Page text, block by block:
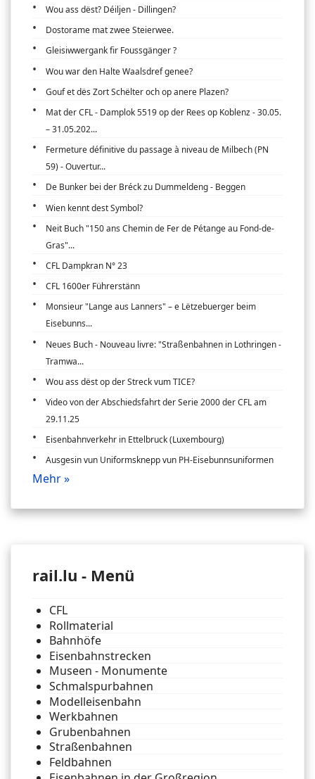
Wou ass dëst? Déiljen - Dillingen?
Dostorame mat zwee Steierwee.
Gleisiwwergank fir Foussgänger ?
Wou war den Halte Waalsdref genee?
Gouf et dës Zort Schëlter och op anere Plazen?
Mat der CFL - Damplok 5519 op der Rees op Koblenz - 30.05.
– 31.05.202...
Fermeture définitive du passage à niveau de Milbech (PN
59) - Ouvertur...
De Bunker bei der Bréck zu Dummeldeng - Beggen
Wien kennt dest Symbol?
Neit Buch "150 ans Chemin de Fer de Pétange au Fond-de-
Gras"...
CFL Dampkran N° 23
CFL 1600er Führerstänn
Monsieur "Lange aus Lanners" – e Lëtzebuerger beim
Eisebunns...
Neues Buch - Nouveau livre: "Straßenbahnen in Lothringen -
Tramwa...
Wou ass dëst op der Streck vum TICE?
Video von der Abschiedsfahrt der Serie 2000 der CFL am
29.11.25
Eisenbahnverkehr in Ettelbruck (Luxembourg)
Ausgesin vun Uniformsknepp vun PH-Eisebunnsuniformen
Mehr »
rail.lu - Menü
CFL
Rollmaterial
Bahnhöfe
Eisenbahnstrecken
Museen - Monumente
Schmalspurbahnen
Modelleisenbahn
Werkbahnen
Grubenbahnen
Straßenbahnen
Feldbahnen